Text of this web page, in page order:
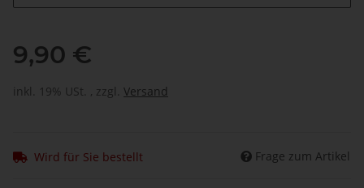
9,90 €
inkl. 19% USt. , zzgl. Versand
Wird für Sie bestellt Frage zum Artikel